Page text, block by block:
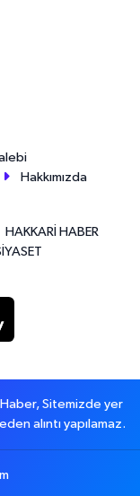
Hakkımızda
HAKKARİ HABER
Sitemizde yer
alıntı yapılamaz.